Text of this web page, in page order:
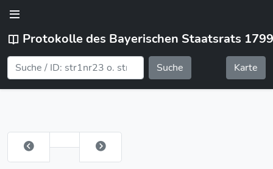
Protokolle des Bayerischen Staatsrats
Suche Karte